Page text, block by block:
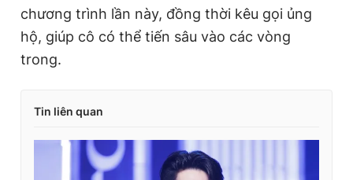
chương trình lần này, đồng thời kêu gọi ủng
hộ, giúp cô có thể tiến sâu vào các vòng
trong.
Tin liên quan